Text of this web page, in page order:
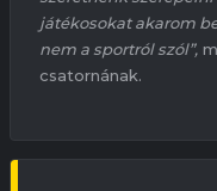
játékosokat akarom
nem a sportról szól”,
csatornának.